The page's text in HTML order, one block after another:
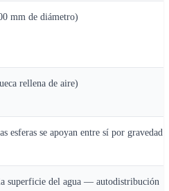
mm de diámetro)
rellena de aire)
esferas se apoyan entre sí por gravedad
superficie del agua — autodistribución